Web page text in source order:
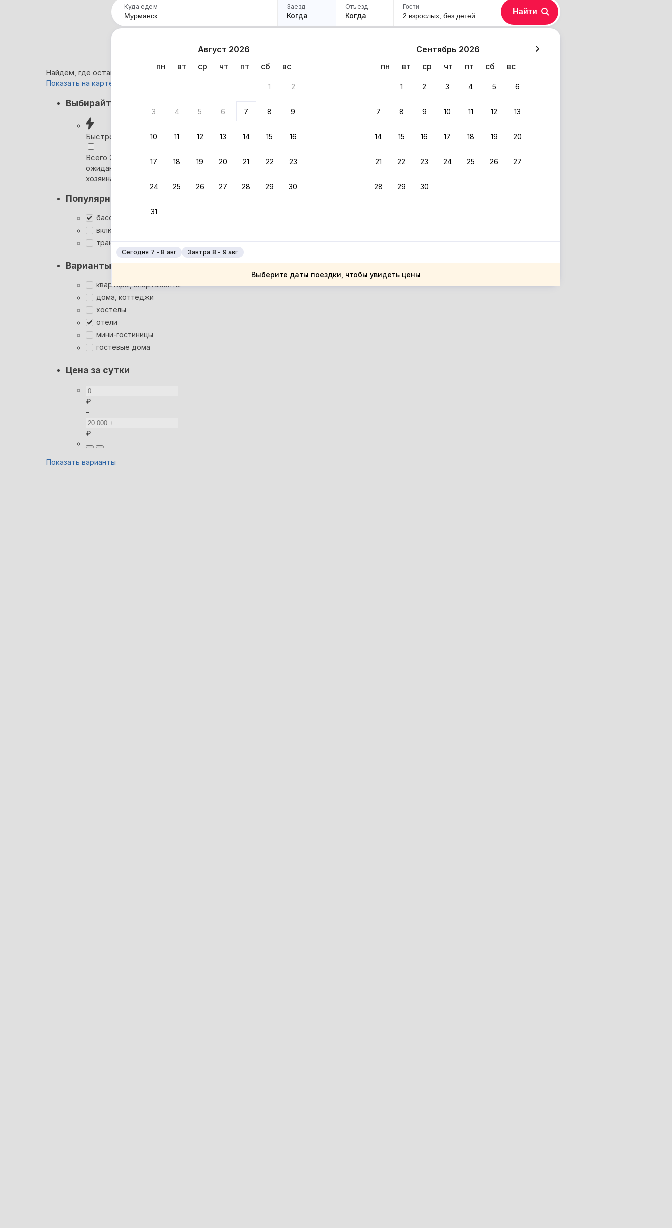
Куда едем Заезд
Когда
Отъезд
Когда
Август 2026
пн
вт ср чт пт сб вс
1 2
3 4 5 6 7 8 9
10 11 12 13 14 15 16
17 18 19 20 21 22 23
24 25 26 27 28 29 30
31
Сентябрь 2026
пн
вт ср чт пт сб вс
1 2 3 4 5 6
7 8 9 10 11 12 13
14 15 16 17 18 19 20
21 22 23 24 25 26 27
28 29 30
Сегодня 7 - 8 авг Завтра 8 - 9 авг
Выберите даты поездки, чтобы увидеть цены
Гости
2 взрослых, без детей Найти
Найдём, где остановиться в Мурманске: 0 вариантов
Показать на карте
Выбирайте лучшее
Быстрое бронирование
Всего 2 минуты, без
ожидания ответа от
хозяина
Популярные фильтры
бассейн
включён завтрак
трансфер
Варианты размещения
квартиры, апартаменты
дома, коттеджи
хостелы
отели
мини-гостиницы
гостевые дома
Цена за сутки
₽
-
₽
Показать варианты
Ни один вариант из результатов поиска не соответствует заданным фильтрам.
Мурманская область